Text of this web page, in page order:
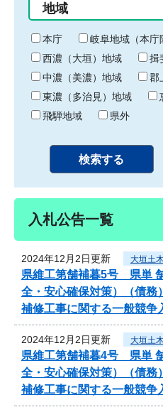
り
終
わ
り
地域
本庁
岐阜地域（本庁
西濃（大垣）地域
揖
中濃（美濃）地域
郡
東濃（多治見）地域
飛騨地域
県外
入札公告一覧
2024年12月2日更新 大垣土
県維工第舗補暮5号 県単
全・安心確保対策）（債
補修工事に関する一般競争
2024年12月2日更新 大垣土
県維工第舗補暮4号 県単
全・安心確保対策）（債
補修工事に関する一般競争